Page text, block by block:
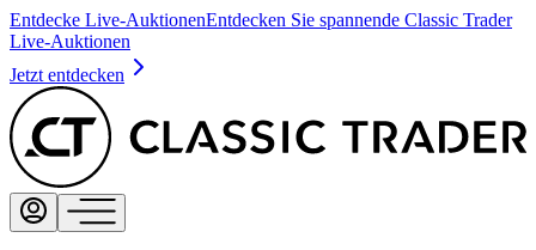
Entdecke Live-AuktionenEntdecken Sie spannende Classic Trader
Live-Auktionen
Jetzt entdecken